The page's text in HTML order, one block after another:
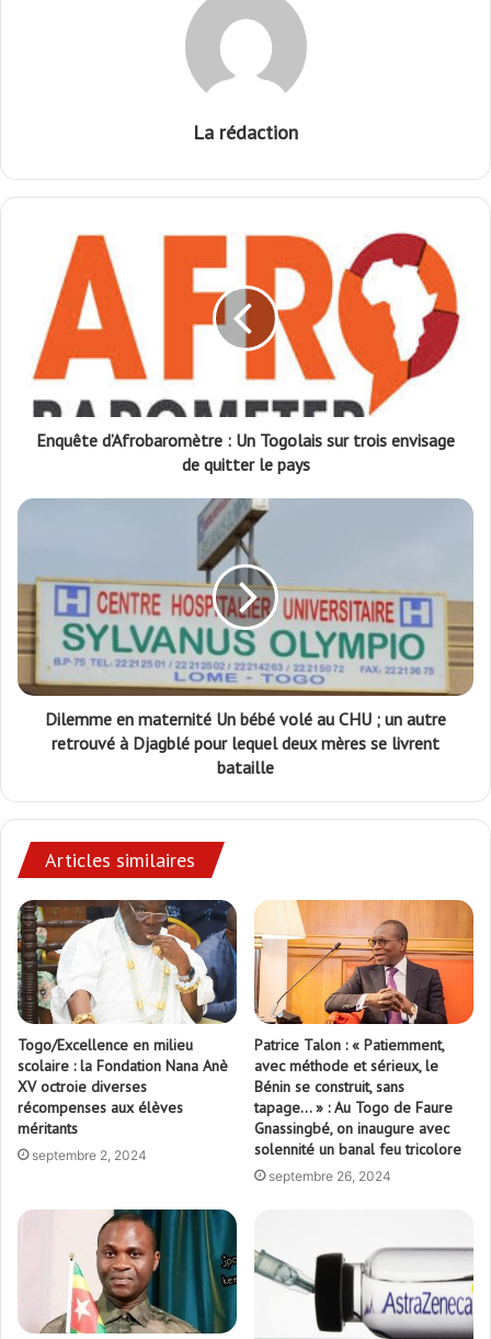
La rédaction
Enquête d’Afrobaromètre : Un Togolais sur trois envisage
de quitter le pays
Dilemme en maternité Un bébé volé au CHU ; un autre
retrouvé à Djagblé pour lequel deux mères se livrent
bataille
Articles similaires
Togo/Excellence en milieu
scolaire : la Fondation Nana Anè
XV octroie diverses
récompenses aux élèves
méritants
septembre 2, 2024
Patrice Talon : « Patiemment,
avec méthode et sérieux, le
Bénin se construit, sans
tapage… » : Au Togo de Faure
Gnassingbé, on inaugure avec
solennité un banal feu tricolore
septembre 26, 2024